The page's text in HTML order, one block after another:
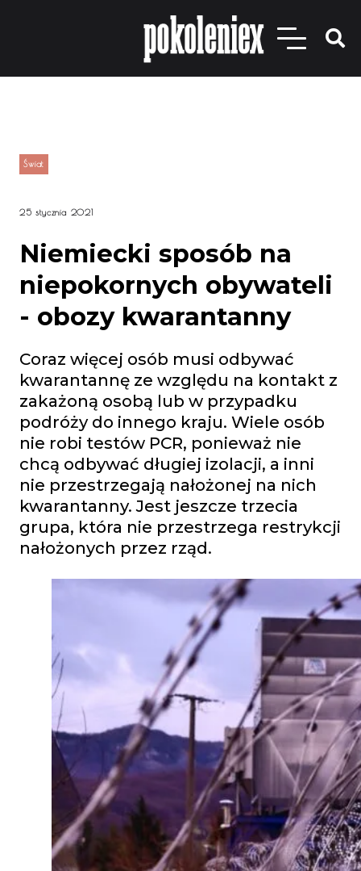
Świat
25 stycznia 2021
Niemiecki sposób na
niepokornych obywateli
- obozy kwarantanny
Coraz więcej osób musi odbywać
kwarantannę ze względu na kontakt z
zakażoną osobą lub w przypadku
podróży do innego kraju. Wiele osób
nie robi testów PCR, ponieważ nie
chcą odbywać długiej izolacji, a inni
nie przestrzegają nałożonej na nich
kwarantanny. Jest jeszcze trzecia
grupa, która nie przestrzega restrykcji
nałożonych przez rząd.